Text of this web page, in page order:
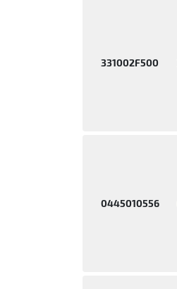
331002F500
0445010556